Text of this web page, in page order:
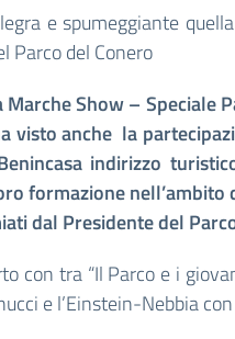
e spumeggiante
Parco del Conero
Marche Show – Speciale
visto anche la
indirizzo
formazione nell’ambito
dal Presidente del
con tra “Il Parco e i
e l’Einstein-Nebbia